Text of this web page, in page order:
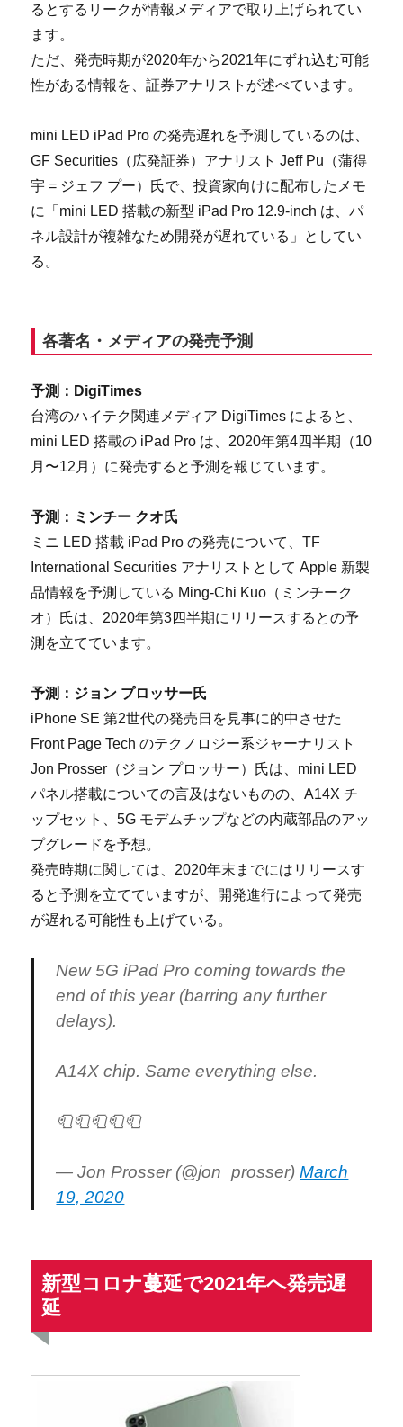
るとするリークが情報メディアで取り上げられてい
ます。
ただ、発売時期が2020年から2021年にずれ込む可能
性がある情報を、証券アナリストが述べています。
mini LED iPad Pro の発売遅れを予測しているのは、
GF Securities（広発証券）アナリスト Jeff Pu（蒲得
宇 = ジェフ プー）氏で、投資家向けに配布したメモ
に「mini LED 搭載の新型 iPad Pro 12.9-inch は、パ
ネル設計が複雑なため開発が遅れている」としてい
る。
各著名・メディアの発売予測
予測：DigiTimes
台湾のハイテク関連メディア DigiTimes によると、
mini LED 搭載の iPad Pro は、2020年第4四半期（10
月〜12月）に発売すると予測を報じています。
予測：ミンチー クオ氏
ミニ LED 搭載 iPad Pro の発売について、TF
International Securities アナリストとして Apple 新製
品情報を予測している Ming-Chi Kuo（ミンチーク
オ）氏は、2020年第3四半期にリリースするとの予
測を立てています。
予測：ジョン プロッサー氏
iPhone SE 第2世代の発売日を見事に的中させた
Front Page Tech のテクノロジー系ジャーナリスト
Jon Prosser（ジョン プロッサー）氏は、mini LED
パネル搭載についての言及はないものの、A14X チ
ップセット、5G モデムチップなどの内蔵部品のアッ
プグレードを予想。
発売時期に関しては、2020年末までにはリリースす
ると予測を立てていますが、開発進行によって発売
が遅れる可能性も上げている。
New 5G iPad Pro coming towards the
end of this year (barring any further
delays).
A14X chip. Same everything else.
🧻🧻🧻🧻🧻
— Jon Prosser (@jon_prosser)March
19, 2020
新型コロナ蔓延で2021年へ発売遅
延